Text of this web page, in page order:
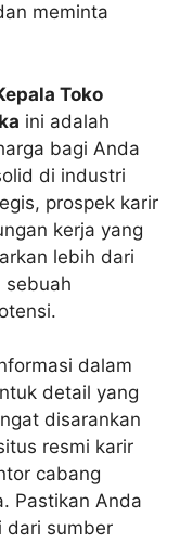
meminta
Toko
ini adalah
bagi Anda
di industri
prospek karir
kerja yang
lebih dari
sebuah
dalam
detail yang
disarankan
resmi karir
cabang
Pastikan Anda
dari sumber